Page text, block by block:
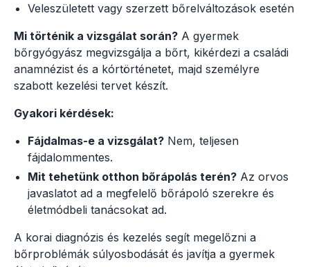
Veleszületett vagy szerzett bőrelváltozások esetén
Mi történik a vizsgálat során? A gyermek
bőrgyógyász megvizsgálja a bőrt, kikérdezi a családi
anamnézist és a kórtörténetet, majd személyre
szabott kezelési tervet készít.
Gyakori kérdések:
Fájdalmas-e a vizsgálat? Nem, teljesen
fájdalommentes.
Mit tehetünk otthon bőrápolás terén? Az orvos
javaslatot ad a megfelelő bőrápoló szerekre és
életmódbeli tanácsokat ad.
A korai diagnózis és kezelés segít megelőzni a
bőrproblémák súlyosbodását és javítja a gyermek